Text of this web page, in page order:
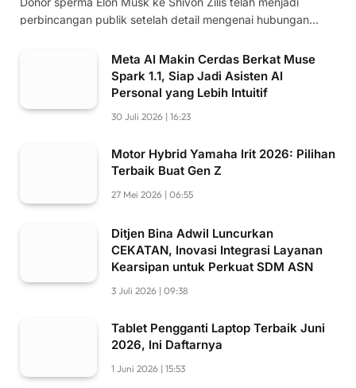
perbincangan publik setelah detail mengenai hubungan…
Meta AI Makin Cerdas Berkat Muse
Spark 1.1, Siap Jadi Asisten AI
Personal yang Lebih Intuitif
30 Juli 2026 | 16:23
Motor Hybrid Yamaha Irit 2026: Pilihan
Terbaik Buat Gen Z
27 Mei 2026 | 06:55
Ditjen Bina Adwil Luncurkan
CEKATAN, Inovasi Integrasi Layanan
Kearsipan untuk Perkuat SDM ASN
3 Juli 2026 | 09:38
Tablet Pengganti Laptop Terbaik Juni
2026, Ini Daftarnya
1 Juni 2026 | 15:53